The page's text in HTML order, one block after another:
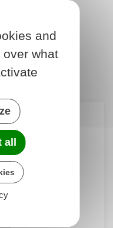
and
what